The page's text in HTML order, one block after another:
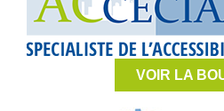
VOIR LA